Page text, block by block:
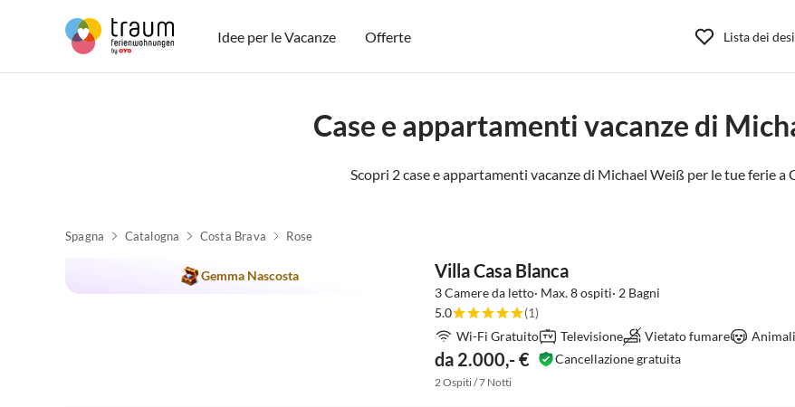
Idee per le Vacanze Offerte Lista dei
Case e appartamenti vacanze di
Scopri 2 case e appartamenti vacanze di Michael Weiß per le tue ferie a
Spagna Catalogna Costa Brava Rose
Gemma Nascosta Villa Casa Blanca
3 Camere da letto· Max. 8 ospiti· 2 Bagni
5.0
(1)
Wi-Fi Gratuito
Televisione Vietato fumare
da 2.000,- € Cancellazione gratuita
2 Ospiti / 7 Notti